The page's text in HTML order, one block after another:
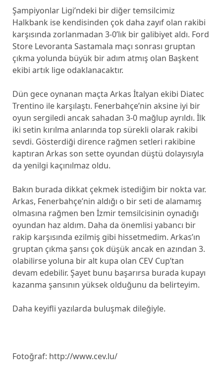
Şampiyonlar Ligi’ndeki bir diğer temsilcimiz
Halkbank ise kendisinden çok daha zayıf olan rakibi
karşısında zorlanmadan 3-0’lık bir galibiyet aldı. Ford
Store Levoranta Sastamala maçı sonrası gruptan
çıkma yolunda büyük bir adım atmış olan Başkent
ekibi artık lige odaklanacaktır.
Dün gece oynanan maçta Arkas İtalyan ekibi Diatec
Trentino ile karşılaştı. Fenerbahçe’nin aksine iyi bir
oyun sergiledi ancak sahadan 3-0 mağlup ayrıldı. İlk
iki setin kırılma anlarında top sürekli olarak rakibi
sevdi. Gösterdiği dirence rağmen setleri rakibine
kaptıran Arkas son sette oyundan düştü dolayısıyla
da yenilgi kaçınılmaz oldu.
Bakın burada dikkat çekmek istediğim bir nokta var.
Arkas, Fenerbahçe’nin aldığı o bir seti de alamamış
olmasına rağmen ben İzmir temsilcisinin oynadığı
oyundan haz aldım. Daha da önemlisi yabancı bir
rakip karşısında ezilmiş gibi hissetmedim. Arkas’ın
gruptan çıkma şansı çok düşük ancak en azından 3.
olabilirse yoluna bir alt kupa olan CEV Cup’tan
devam edebilir. Şayet bunu başarırsa burada kupayı
kazanma şansının yüksek olduğunu da belirteyim.
Daha keyifli yazılarda buluşmak dileğiyle.
Fotoğraf: http://www.cev.lu/